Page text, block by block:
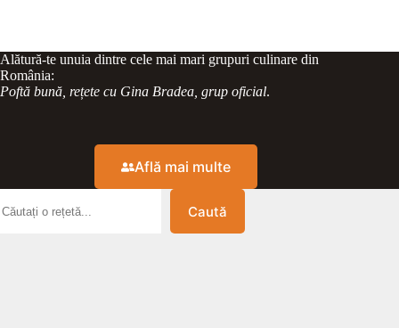
Alătură-te unuia dintre cele mai mari grupuri culinare din
România:
Poftă bună, rețete cu Gina Bradea, grup oficial.
Află mai multe
Caută